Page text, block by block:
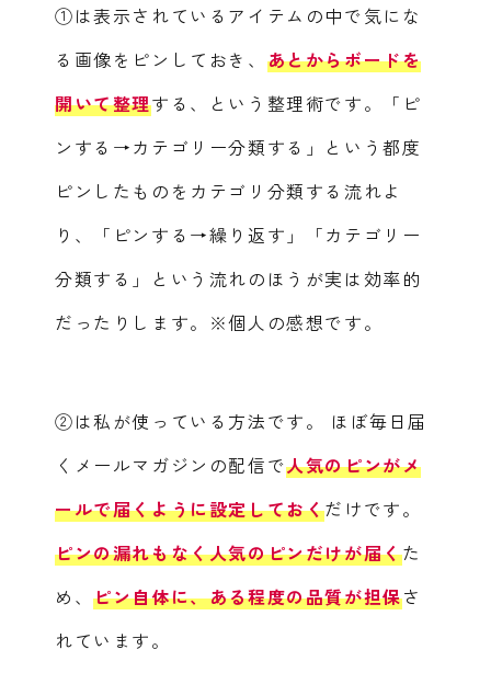
①は表示されているアイテムの中で気にな
る画像をピンしておき、 あとからボードを
開いて整理する、という整理術です。「ピ
ンする→カテゴリー分類する」という都度
ピンしたものをカテゴリ分類する流れよ
り、「ピンする→繰り返す」「カテゴリー
分類する」という流れのほうが実は効率的
だったりします。※個人の感想です。
②は私が使っている方法です。
ほぼ毎日届
くメールマガジンの配信で人気のピンがメ
ールで届くように設定しておくだけです。
ピンの漏れもなく人気のピンだけが届くた
め、ピン自体に、ある程度の品質が担保さ
れています。